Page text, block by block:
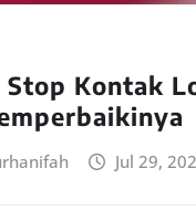
Stop Kontak
Jul 29,